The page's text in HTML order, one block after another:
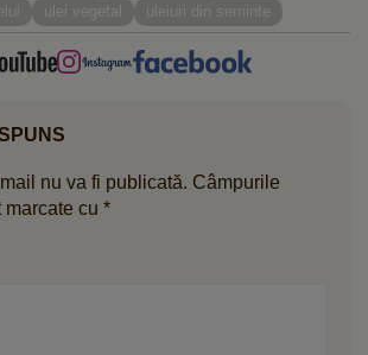
ulei vegetal uleiuri din seminte
nu va fi publicată. Câmpurile
cu *